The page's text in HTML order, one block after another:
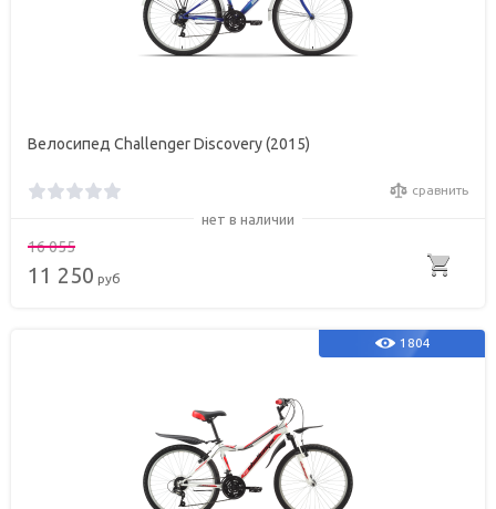
Велосипед Challenger Discovery (2015)
сравнить
нет в наличии
16 055
11 250 руб
1804